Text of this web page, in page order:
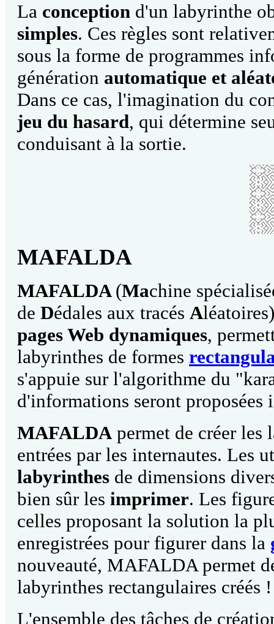
La conception d'un labyrinthe
simples. Ces règles sont
sous la forme de programmes
génération automatique et
Dans ce cas, l'imagination du
jeu du hasard, qui détermine
conduisant à la sortie.
MAFALDA
MAFALDA(Machine
de Dédales aux tracés A
pages Web dynamiques,
labyrinthes de formes
s'appuie sur l'algorithme du
d'informations seront proposées
MAFALDApermet de créer les
entrées par les internautes. Les
labyrinthes de dimensions
bien sûr les imprimer. Les
celles proposant la solution la
enregistrées pour figurer dans la
nouveauté, MAFALDA permet
labyrinthes rectangulaires créés !
L'ensemble des tâches de